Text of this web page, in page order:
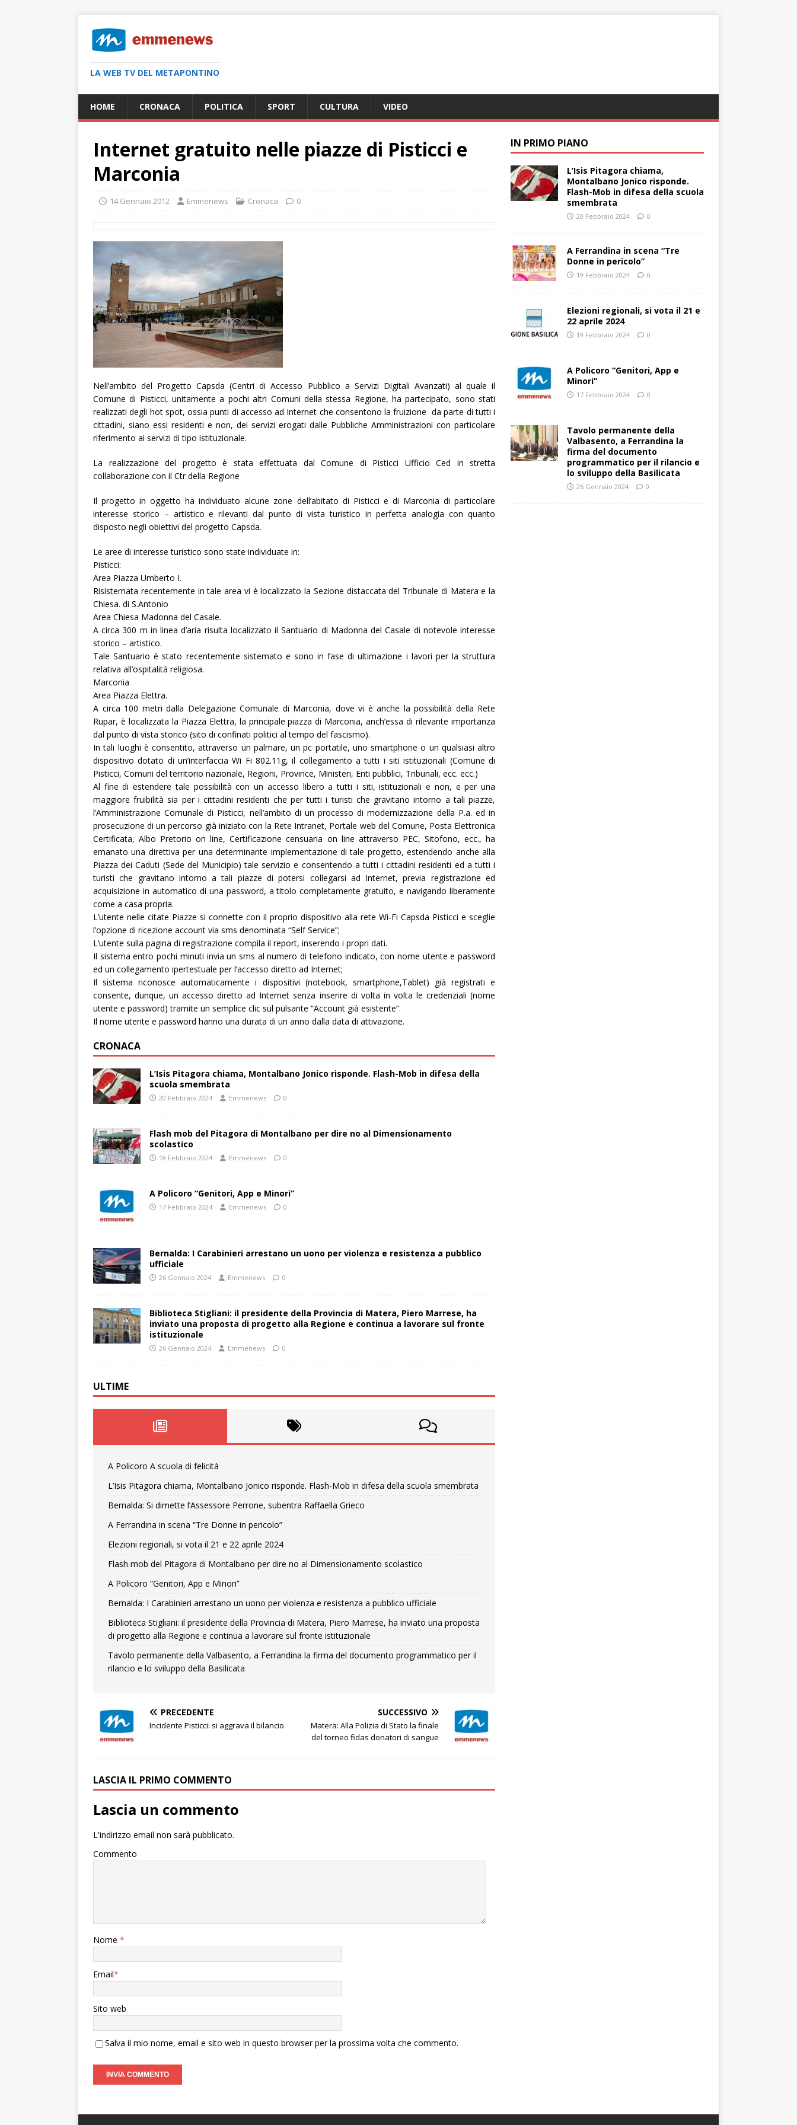
LA WEB TV DEL METAPONTINO
HOME CRONACA POLITICA SPORT CULTURA VIDEO
Internet gratuito nelle piazze di Pisticci e
Marconia
14 Gennaio 2012 Emmenews Cronaca 0
Nell’ambito del Progetto Capsda (Centri di Accesso Pubblico a Servizi Digitali Avanzati) al quale il
Comune di Pisticci, unitamente a pochi altri Comuni della stessa Regione, ha partecipato, sono stati
realizzati degli hot spot, ossia punti di accesso ad Internet che consentono la fruizione da parte di tutti i
cittadini, siano essi residenti e non, dei servizi erogati dalle Pubbliche Amministrazioni con particolare
riferimento ai servizi di tipo istituzionale.
La realizzazione del progetto è stata effettuata dal Comune di Pisticci Ufficio Ced in stretta
collaborazione con il Ctr della Regione
Il progetto in oggetto ha individuato alcune zone dell’abitato di Pisticci e di Marconia di particolare
interesse storico – artistico e rilevanti dal punto di vista turistico in perfetta analogia con quanto
disposto negli obiettivi del progetto Capsda.
Le aree di interesse turistico sono state individuate in:
Pisticci:
Area Piazza Umberto I.
Risistemata recentemente in tale area vi è localizzato la Sezione distaccata del Tribunale di Matera e la
Chiesa. di S.Antonio
Area Chiesa Madonna del Casale.
A circa 300 m in linea d’aria risulta localizzato il Santuario di Madonna del Casale di notevole interesse
storico – artistico.
Tale Santuario è stato recentemente sistemato e sono in fase di ultimazione i lavori per la struttura
relativa all’ospitalità religiosa.
Marconia
Area Piazza Elettra.
A circa 100 metri dalla Delegazione Comunale di Marconia, dove vi è anche la possibilità della Rete
Rupar, è localizzata la Piazza Elettra, la principale piazza di Marconia, anch’essa di rilevante importanza
dal punto di vista storico (sito di confinati politici al tempo del fascismo).
In tali luoghi è consentito, attraverso un palmare, un pc portatile, uno smartphone o un qualsiasi altro
dispositivo dotato di un’interfaccia Wi Fi 802.11g, il collegamento a tutti i siti istituzionali (Comune di
Pisticci, Comuni del territorio nazionale, Regioni, Province, Ministeri, Enti pubblici, Tribunali, ecc. ecc.)
Al fine di estendere tale possibilità con un accesso libero a tutti i siti, istituzionali e non, e per una
maggiore fruibilità sia per i cittadini residenti che per tutti i turisti che gravitano intorno a tali piazze,
l’Amministrazione Comunale di Pisticci, nell’ambito di un processo di modernizzazione della P.a. ed in
prosecuzione di un percorso già iniziato con la Rete Intranet, Portale web del Comune, Posta Elettronica
Certificata, Albo Pretorio on line, Certificazione censuaria on line attraverso PEC, Sitofono, ecc., ha
emanato una direttiva per una determinante implementazione di tale progetto, estendendo anche alla
Piazza dei Caduti (Sede del Municipio) tale servizio e consentendo a tutti i cittadini residenti ed a tutti i
turisti che gravitano intorno a tali piazze di potersi collegarsi ad Internet, previa registrazione ed
acquisizione in automatico di una password, a titolo completamente gratuito, e navigando liberamente
come a casa propria.
L’utente nelle citate Piazze si connette con il proprio dispositivo alla rete Wi-Fi Capsda Pisticci e sceglie
l’opzione di ricezione account via sms denominata “Self Service”;
L’utente sulla pagina di registrazione compila il report, inserendo i propri dati.
Il sistema entro pochi minuti invia un sms al numero di telefono indicato, con nome utente e password
ed un collegamento ipertestuale per l’accesso diretto ad Internet;
Il sistema riconosce automaticamente i dispositivi (notebook, smartphone,Tablet) già registrati e
consente, dunque, un accesso diretto ad Internet senza inserire di volta in volta le credenziali (nome
utente e password) tramite un semplice clic sul pulsante “Account già esistente”.
Il nome utente e password hanno una durata di un anno dalla data di attivazione.
CRONACA
L’Isis Pitagora chiama, Montalbano Jonico risponde. Flash-Mob in difesa della
scuola smembrata
20 Febbraio 2024 Emmenews 0
Flash mob del Pitagora di Montalbano per dire no al Dimensionamento
scolastico
18 Febbraio 2024 Emmenews 0
A Policoro “Genitori, App e Minori”
17 Febbraio 2024 Emmenews 0
Bernalda: I Carabinieri arrestano un uono per violenza e resistenza a pubblico
ufficiale
26 Gennaio 2024 Emmenews 0
Biblioteca Stigliani: il presidente della Provincia di Matera, Piero Marrese, ha
inviato una proposta di progetto alla Regione e continua a lavorare sul fronte
istituzionale
26 Gennaio 2024 Emmenews 0
ULTIME
A Policoro A scuola di felicità
L’Isis Pitagora chiama, Montalbano Jonico risponde. Flash-Mob in difesa della scuola smembrata
Bernalda: Si dimette l’Assessore Perrone, subentra Raffaella Grieco
A Ferrandina in scena “Tre Donne in pericolo”
Elezioni regionali, si vota il 21 e 22 aprile 2024
Flash mob del Pitagora di Montalbano per dire no al Dimensionamento scolastico
A Policoro “Genitori, App e Minori”
Bernalda: I Carabinieri arrestano un uono per violenza e resistenza a pubblico ufficiale
Biblioteca Stigliani: il presidente della Provincia di Matera, Piero Marrese, ha inviato una proposta
di progetto alla Regione e continua a lavorare sul fronte istituzionale
Tavolo permanente della Valbasento, a Ferrandina la firma del documento programmatico per il
rilancio e lo sviluppo della Basilicata
PRECEDENTE
Incidente Pisticci: si aggrava il bilancio
SUCCESSIVO
Matera: Alla Polizia di Stato la finale
del torneo fidas donatori di sangue
LASCIA IL PRIMO COMMENTO
Lascia un commento
L'indirizzo email non sarà pubblicato.
Commento
Nome *
Email*
Sito web
Salva il mio nome, email e sito web in questo browser per la prossima volta che commento.
IN PRIMO PIANO
L’Isis Pitagora chiama,
Montalbano Jonico risponde.
Flash-Mob in difesa della scuola
smembrata
20 Febbraio 2024 0
A Ferrandina in scena “Tre
Donne in pericolo”
19 Febbraio 2024 0
Elezioni regionali, si vota il 21 e
22 aprile 2024
19 Febbraio 2024 0
A Policoro “Genitori, App e
Minori”
17 Febbraio 2024 0
Tavolo permanente della
Valbasento, a Ferrandina la
firma del documento
programmatico per il rilancio e
lo sviluppo della Basilicata
26 Gennaio 2024 0